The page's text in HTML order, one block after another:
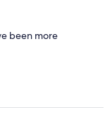
been more